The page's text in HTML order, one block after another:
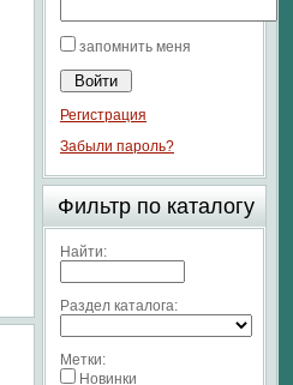
запомнить меня
Регистрация
Забыли пароль?
Фильтр по каталогу
Найти:
Раздел каталога:
Метки:
Новинки